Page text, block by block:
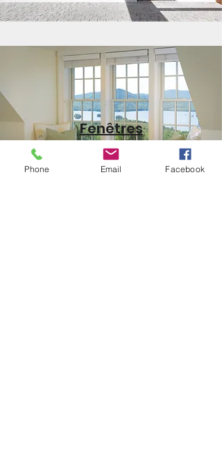
Fenêtres
Phone Email Facebook